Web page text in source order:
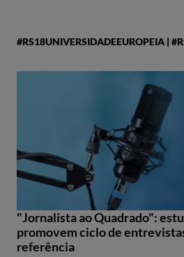
#RS18UNIVERSIDADEEUROPEIA |
"Jornalista ao Quadrado":
promovem ciclo de
referência